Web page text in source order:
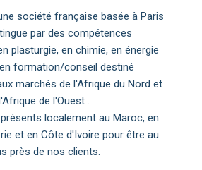
société française basée à Paris
par des compétences
plasturgie, en chimie, en énergie
formation/conseil destiné
marchés de l'Afrique du Nord et
de l'Ouest .
localement au Maroc, en
et en Côte d'Ivoire pour être au
près de nos clients.